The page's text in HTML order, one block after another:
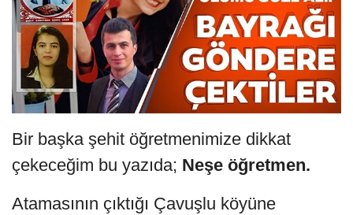
Bir başka şehit öğretmenimize dikkat
çekeceğim bu yazıda; Neşe öğretmen.
Atamasının çıktığı Çavuşlu köyüne